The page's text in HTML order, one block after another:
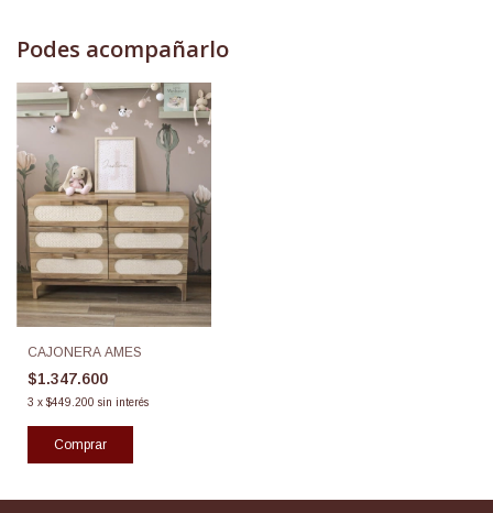
Podes acompañarlo
CAJONERA AMES
$1.347.600
3 x $449.200 sin interés